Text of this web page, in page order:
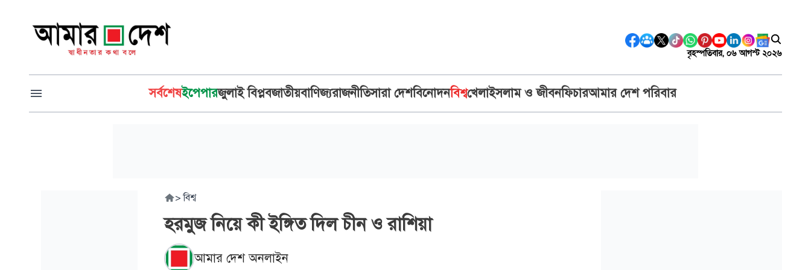
বৃহস্পতিবার, ০৬ আগস্ট ২০২৬
সর্বশেষইপেপারজুলাই বিপ্লবজাতীয়বাণিজ্যরাজনীতিসারা দেশবিনোদনবিশ্বখেলাইসলাম ও জীবনফিচারআমার দেশ পরিবার
> বিশ্ব
হরমুজ নিয়ে কী ইঙ্গিত দিল চীন ও রাশিয়া
আমার দেশ অনলাইন